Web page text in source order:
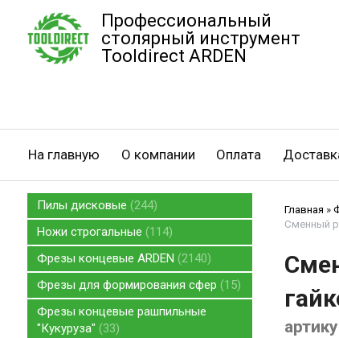
Профессиональный
столярный инструмент
Tooldirect ARDEN
На главную О компании Оплата
Пилы дисковые 244
Ножи строгальные
114
Фрезы концевые ARDEN
2140
Фрезы для формирования сфер
15
Фрезы концевые рашпильные
"Кукуруза"
33
Главная »
Сменный